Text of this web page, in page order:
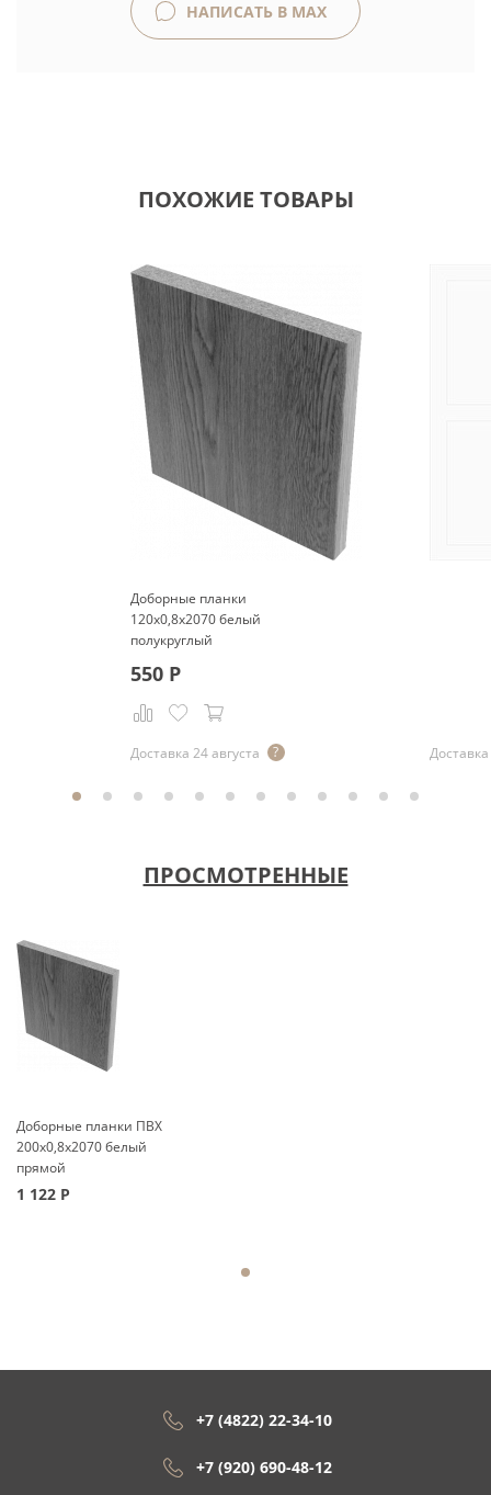
НАПИСАТЬ В MAX
ПОХОЖИЕ ТОВАРЫ
Доборные планки
120x0,8x2070 белый
полукруглый
550Р
Доставка 24 августа Доставка
ПРОСМОТРЕННЫЕ
Доборные планки ПВХ
200x0,8x2070 белый
прямой
1 122 Р
+7 (4822) 22-34-10
+7 (920) 690-48-12